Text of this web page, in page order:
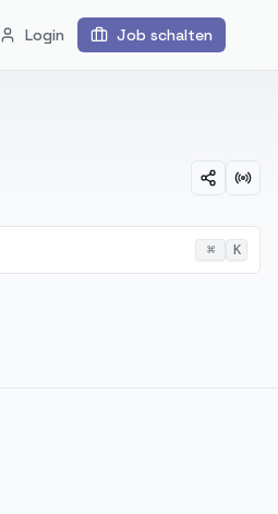
Login Job schalten
⌘ K